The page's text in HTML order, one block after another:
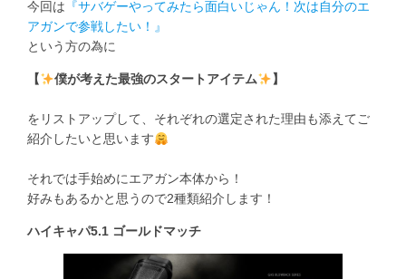
今回は 『サバゲーやってみたら面白いじゃん！次は自分のエ
アガンで参戦したい！』
という方の為に
【 僕が考えた最強のスタートアイテム 】
をリストアップして、それぞれの選定された理由も添えてご
紹介したいと思います
それでは手始めにエアガン本体から！
好みもあるかと思うので2種類紹介します！
ハイキャパ5.1 ゴールドマッチ